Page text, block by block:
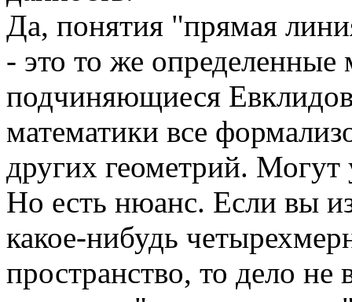
Да, понятия "прямая
- это то же
подчиняющиеся
математики все
других геометрий. Могут
Но есть нюанс. Если вы
какое-нибудь
пространство, то дело